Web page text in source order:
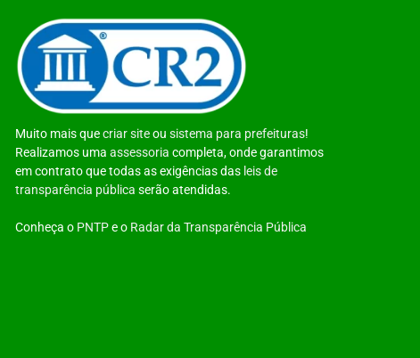
Muito mais quecriar siteou sistema para prefeituras!
Realizamos uma assessoria completa, onde garantimos
em contrato que todas as exigências das leis de
transparência pública serão atendidas.
Conheça o PNTPe o Radar da Transparência Pública